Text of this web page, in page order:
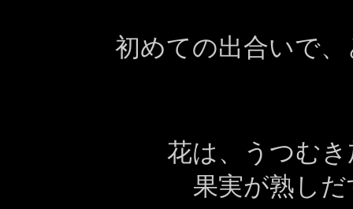
初めての出合いで
花は、うつむ
果実が熟し